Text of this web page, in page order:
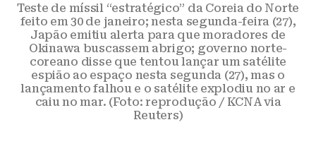
Teste de míssil “estratégico” da Coreia do Norte
feito em 30 de janeiro; nesta segunda-feira (27),
Japão emitiu alerta para que moradores de
Okinawa buscassem abrigo; governo norte-
coreano disse que tentou lançar um satélite
espião ao espaço nesta segunda (27), mas o
lançamento falhou e o satélite explodiu no ar e
caiu no mar. (Foto: reprodução / KCNA via
Reuters)